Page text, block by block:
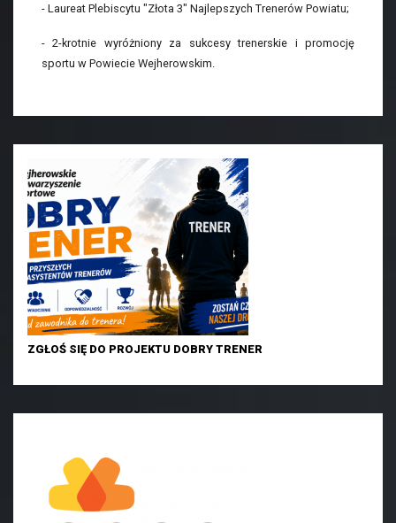
- Laureat Plebiscytu "Złota 3" Najlepszych Trenerów Powiatu;
- 2-krotnie wyróżniony za sukcesy trenerskie i promocję
sportu w Powiecie Wejherowskim.
ZGŁOŚ SIĘ DO PROJEKTU DOBRY TRENER